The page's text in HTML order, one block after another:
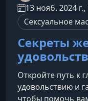
13 нояб. 2024 г.,
Сексуальное
Секреты
Откройте путь к
удовольствию и
чтобы помочь